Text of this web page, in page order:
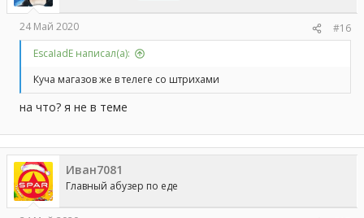
24 Май 2020
#16
EscaIadE написал(а):
Куча магазов же в телеге со штрихами
на что? я не в теме
Иван7081
Главный абузер по еде